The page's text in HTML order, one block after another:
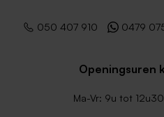
kleurrijke stipjes
050 407 910 0479
Openingsuren
Ma-Vr: 9u tot